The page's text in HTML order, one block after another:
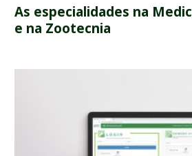
As especialidades na
e na Zootecnia